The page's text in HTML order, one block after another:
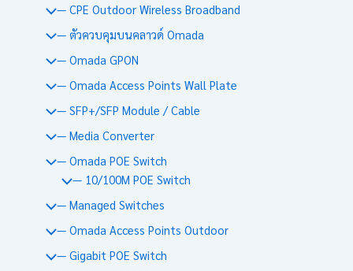
— CPE Outdoor Wireless Broadband
— ตัวควบคุมบนคลาวด์ Omada
— Omada GPON
— Omada Access Points Wall Plate
— SFP+/SFP Module / Cable
— Media Converter
— Omada POE Switch
— 10/100M POE Switch
— Managed Switches
— Omada Access Points Outdoor
— Gigabit POE Switch